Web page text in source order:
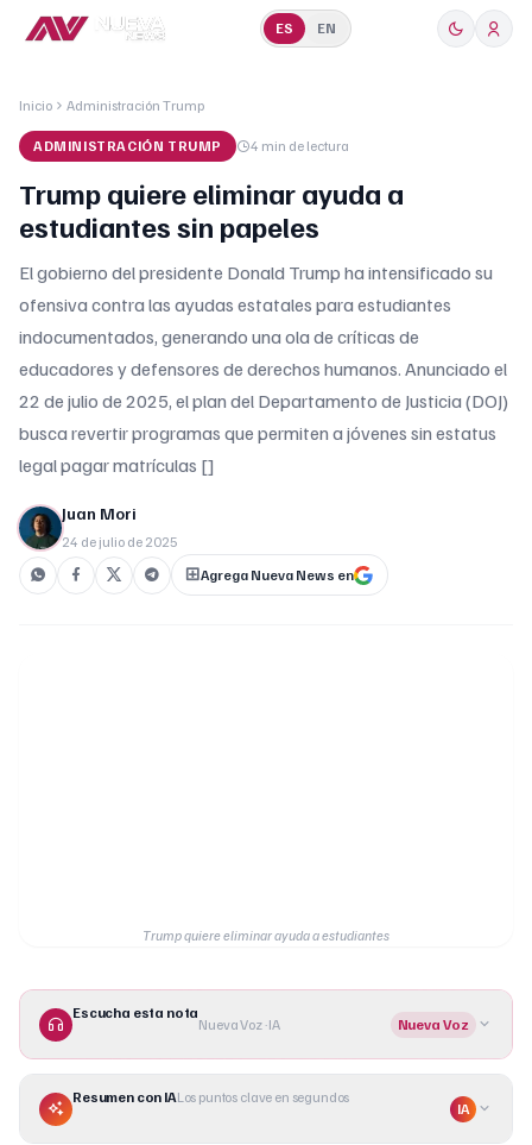
ES EN
Inicio Administración Trump
ADMINISTRACIÓN TRUMP 4 min de lectura
Trump quiere eliminar ayuda a
estudiantes sin papeles
El gobierno del presidente Donald Trump ha intensificado su
ofensiva contra las ayudas estatales para estudiantes
indocumentados, generando una ola de críticas de
educadores y defensores de derechos humanos. Anunciado el
22 de julio de 2025, el plan del Departamento de Justicia (DOJ)
busca revertir programas que permiten a jóvenes sin estatus
legal pagar matrículas []
Juan Mori
24 de julio de 2025
Agrega Nueva News en
Trump quiere eliminar ayuda a estudiantes
Escucha esta nota
Nueva Voz · IA Nueva Voz
Resumen con IALos puntos clave en segundos
IA